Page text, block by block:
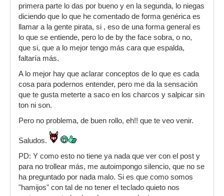
supuesto, conviviendo las dos conjuntamente. Ni
todas las descargas son "Gratis" , ni todo lo
"Gratis" es "pirata".
Dar a entender de forma "subliminal" q la
"Descarga" lleva a "Gratis" y lo "Gratis" lleva a
pertenecer al oficio del "palabro maldito", desde
mi punto de vista, es llamarle a la gente "pirata"
(by the face).
primera parte lo das por bueno y en la segunda, lo niegas
diciendo que lo que he comentado de forma genérica es
llamar a la gente pirata, si , eso de una forma general es
lo que se entiende, pero lo de by the face sobra, o no,
que si, que a lo mejor tengo más cara que espalda,
faltaría más.
A lo mejor hay que aclarar conceptos de lo que es cada
cosa para podernos entender, pero me da la sensación
que te gusta meterte a saco en los charcos y salpicar sin
ton ni son.
Pero no problema, de buen rollo, eh!! que te veo venir.
Saludos.
PD: Y como esto no tiene ya nada que ver con el post y
para no trollear más, me autoimpongo silencio, que no se
ha preguntado por nada malo. Si es que como somos
"hamijos" con tal de no tener el teclado quieto nos